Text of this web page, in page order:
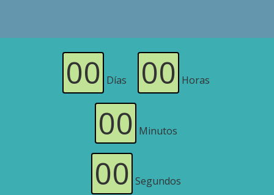
00 Días 00 Horas
00 Minutos
00 Segundos